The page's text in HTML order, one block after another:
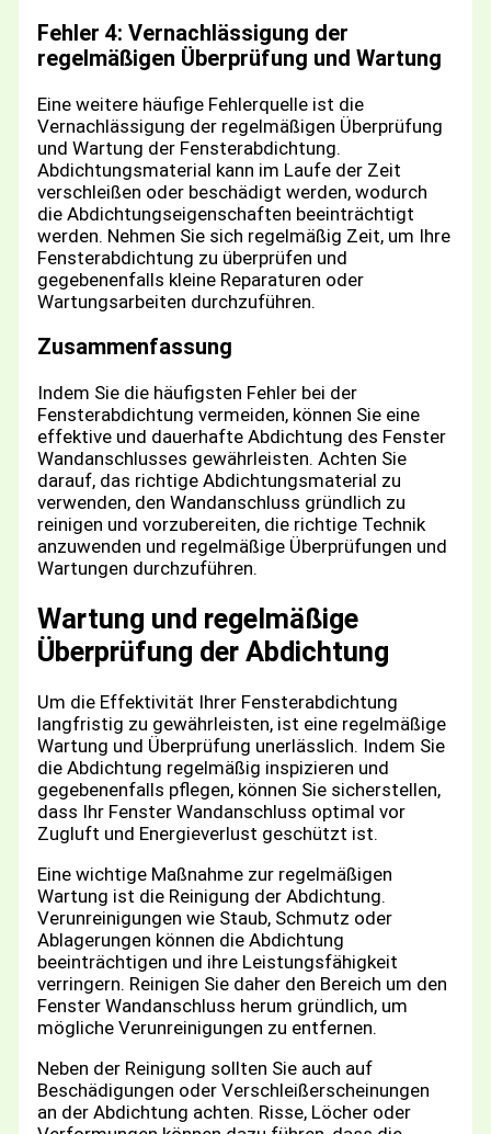
Fehler 4: Vernachlässigung der
regelmäßigen Überprüfung und Wartung
Eine weitere häufige Fehlerquelle ist die
Vernachlässigung der regelmäßigen Überprüfung
und Wartung der Fensterabdichtung.
Abdichtungsmaterial kann im Laufe der Zeit
verschleißen oder beschädigt werden, wodurch
die Abdichtungseigenschaften beeinträchtigt
werden. Nehmen Sie sich regelmäßig Zeit, um Ihre
Fensterabdichtung zu überprüfen und
gegebenenfalls kleine Reparaturen oder
Wartungsarbeiten durchzuführen.
Zusammenfassung
Indem Sie die häufigsten Fehler bei der
Fensterabdichtung vermeiden, können Sie eine
effektive und dauerhafte Abdichtung des Fenster
Wandanschlusses gewährleisten. Achten Sie
darauf, das richtige Abdichtungsmaterial zu
verwenden, den Wandanschluss gründlich zu
reinigen und vorzubereiten, die richtige Technik
anzuwenden und regelmäßige Überprüfungen und
Wartungen durchzuführen.
Wartung und regelmäßige
Überprüfung der Abdichtung
Um die Effektivität Ihrer Fensterabdichtung
langfristig zu gewährleisten, ist eine regelmäßige
Wartung und Überprüfung unerlässlich. Indem Sie
die Abdichtung regelmäßig inspizieren und
gegebenenfalls pflegen, können Sie sicherstellen,
dass Ihr Fenster Wandanschluss optimal vor
Zugluft und Energieverlust geschützt ist.
Eine wichtige Maßnahme zur regelmäßigen
Wartung ist die Reinigung der Abdichtung.
Verunreinigungen wie Staub, Schmutz oder
Ablagerungen können die Abdichtung
beeinträchtigen und ihre Leistungsfähigkeit
verringern. Reinigen Sie daher den Bereich um den
Fenster Wandanschluss herum gründlich, um
mögliche Verunreinigungen zu entfernen.
Neben der Reinigung sollten Sie auch auf
Beschädigungen oder Verschleißerscheinungen
an der Abdichtung achten. Risse, Löcher oder